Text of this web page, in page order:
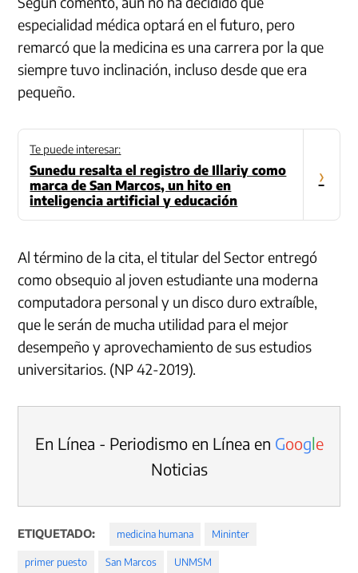
especialidad médica optará en el futuro, pero
remarcó que la medicina es una carrera por la que
siempre tuvo inclinación, incluso desde que era
pequeño.
Te puede interesar:
Sunedu resalta el registro de Illariy como
marca de San Marcos, un hito en
inteligencia artificial y educación
›
Al término de la cita, el titular del Sector entregó
como obsequio al joven estudiante una moderna
computadora personal y un disco duro extraíble,
que le serán de mucha utilidad para el mejor
desempeño y aprovechamiento de sus estudios
universitarios. (NP 42-2019).
En Línea - Periodismo en Línea en Google
Noticias
ETIQUETADO: medicina humana Mininter
primer puesto San Marcos UNMSM